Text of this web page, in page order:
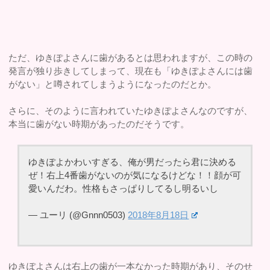
ただ、ゆきぽよさんに歯があるとは思われますが、この時の
発言が独り歩きしてしまって、現在も「ゆきぽよさんには歯
がない」と噂されてしまうようになったのだとか。
さらに、そのように言われていたゆきぽよさんなのですが、
本当に歯がない時期があったのだそうです。
ゆきぽよかわいすぎる、俺が男だったら君に決める
ぜ！右上4番歯がないのが気になるけどな！！顔が可
愛いんだわ。性格もさっぱりしてるし明るいし
— ユーリ (@Gnnn0503) 2018年8月18日
ゆきぽよさんは右上の歯が一本なかった時期があり、そのせ